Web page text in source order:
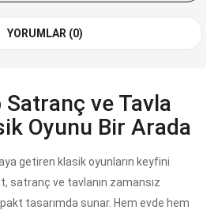
YORUMLAR (0)
ve Tavla
Oyunu Bir Arada
getiren klasik oyunların keyfini
satranç ve tavlanın zamansız
tasarımda sunar. Hem evde hem